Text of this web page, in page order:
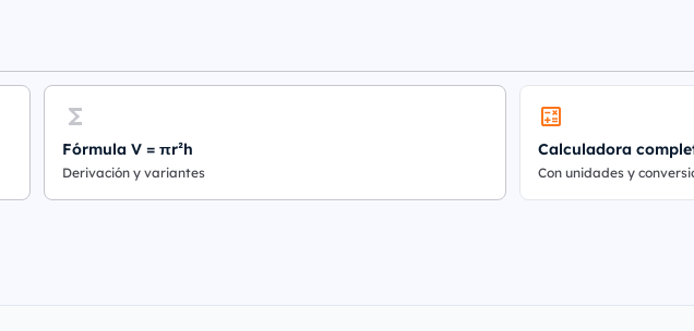
Fórmula V = πr²h
Derivación y variantes
Calculadora
Con unidades y